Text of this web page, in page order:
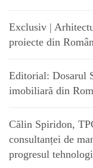
Exclusiv |
proiecte din
Editorial: Dosarul
imobiliară din
Călin Spiridon,
consultanței de
progresul